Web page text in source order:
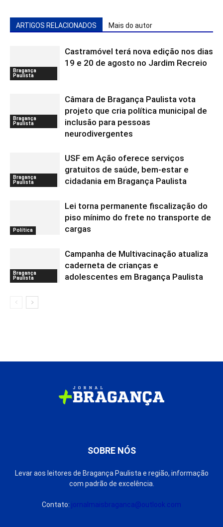
ARTIGOS RELACIONADOS Mais do autor
Bragança
Paulista
Castramóvel terá nova edição nos dias
19 e 20 de agosto no Jardim Recreio
Bragança
Paulista
Câmara de Bragança Paulista vota
projeto que cria política municipal de
inclusão para pessoas
neurodivergentes
Bragança
Paulista
USF em Ação oferece serviços
gratuitos de saúde, bem-estar e
cidadania em Bragança Paulista
Política
Lei torna permanente fiscalização do
piso mínimo do frete no transporte de
cargas
Bragança
Paulista
Campanha de Multivacinação atualiza
caderneta de crianças e
adolescentes em Bragança Paulista
SOBRE NÓS
Levar aos leitores de Bragança Paulista e região, informação
com padrão de excelência.
Contato: jornalmaisbraganca@outlook.com